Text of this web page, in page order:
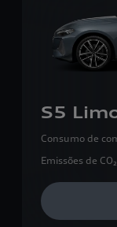
S5
Consumo de
Emissões de